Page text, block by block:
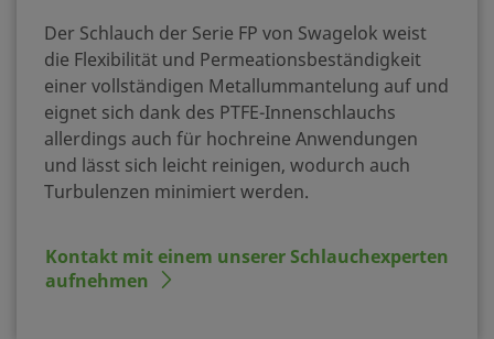
Der Schlauch der Serie FP von Swagelok weist
die Flexibilität und Permeationsbeständigkeit
einer vollständigen Metallummantelung auf und
eignet sich dank des PTFE-Innenschlauchs
allerdings auch für hochreine Anwendungen
und lässt sich leicht reinigen, wodurch auch
Turbulenzen minimiert werden.
Kontakt mit einem unserer Schlauchexperten
aufnehmen